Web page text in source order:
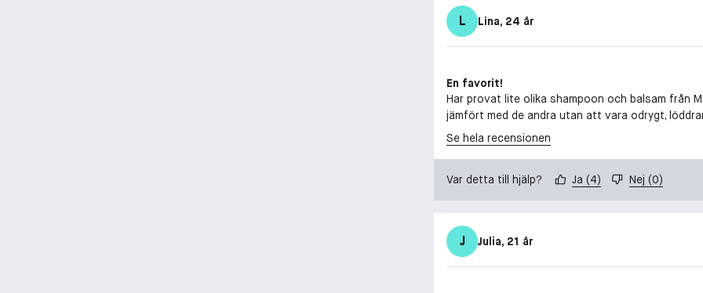
L Lina, 24 år
En favorit!
Har provat lite olika shampoon och balsam från
jämfört med de andra utan att vara odrygt,
Se hela recensionen
Var detta till hjälp? Ja (4) Nej (0)
J Julia, 21 år